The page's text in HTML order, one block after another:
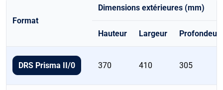
récapitulatif
des
Format
Dimensions extérieures (mm)
Hauteur Largeur Profondeur
DRS Prisma II/0 370 410 305